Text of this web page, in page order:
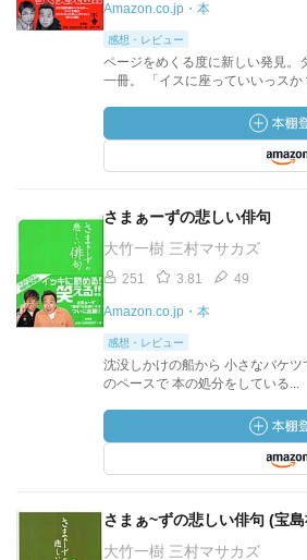
Amazon.co.jp・本
感想・レビュー
ページをめくる度に新しい発見。
一冊。 「イスに座っていいっスか
さまぁーずの悲しい俳句
大竹一樹 三村マサカズ
251 3.81 49
Amazon.co.jp・本
感想・レビュー
沈没しかけの船から 小さなバケ
のペースで 本の処分をしている...
さまぁ~ずの悲しい俳句 (宝
大竹一樹 三村マサカズ